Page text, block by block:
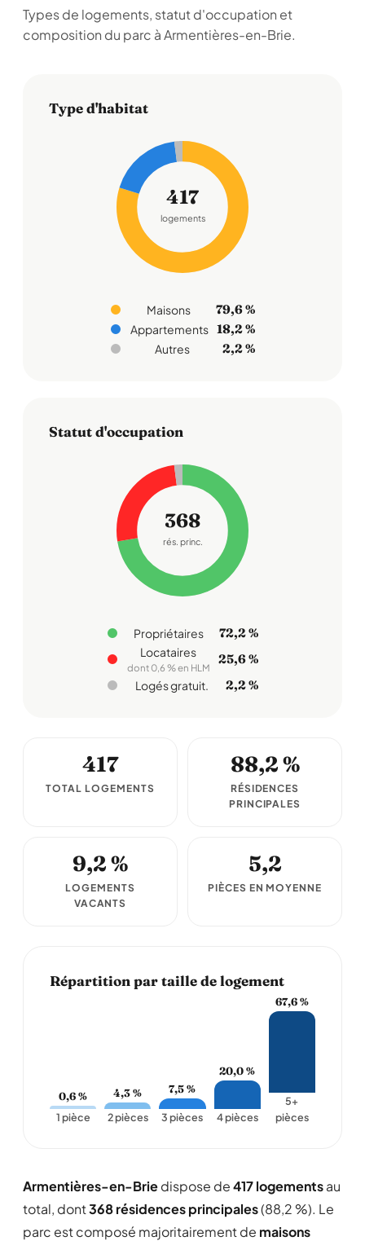
Types de logements, statut d'occupation et
composition du parc à Armentières-en-Brie.
Type d'habitat
417
logements
Maisons 79,6 %
Appartements 18,2 %
Autres 2,2 %
Statut d'occupation
368
rés. princ.
Propriétaires 72,2 %
Locataires
dont 0,6 % en HLM
25,6 %
Logés gratuit. 2,2 %
417
TOTAL LOGEMENTS
88,2 %
RÉSIDENCES
PRINCIPALES
9,2 %
LOGEMENTS
VACANTS
5,2
PIÈCES EN MOYENNE
Répartition par taille de logement
0,6 %
1 pièce
4,3 %
2 pièces
7,5 %
3 pièces
20,0 %
4 pièces
67,6 %
5+
pièces
Armentières-en-Briedispose de417 logementsau
total, dont368 résidences principales(88,2 %). Le
parc est composé majoritairement de maisons